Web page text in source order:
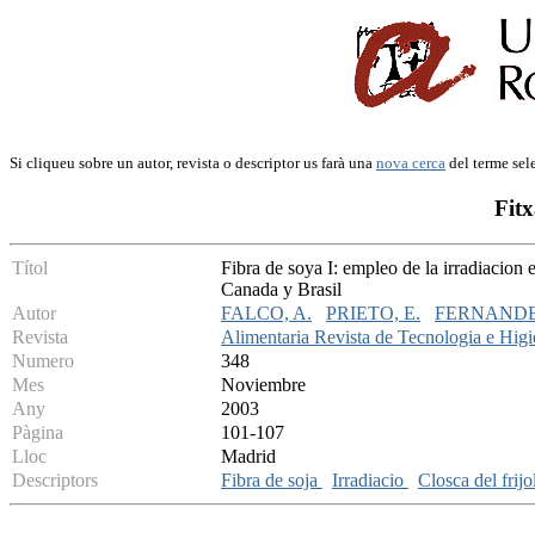
Si cliqueu sobre un autor, revista o descriptor us farà una nova cerca del terme
Títol
Fibra de soya I: empleo de la irradiacion
Canada y Brasil
Autor
FALCO, A. PRIETO, E.
Revista
Alimentaria Revista de Tecnologia e
Numero
348
Mes
Noviembre
Any
2003
Pàgina
101-107
Lloc
Madrid
Descriptors
Fibra de soja Irradiacio Closca del